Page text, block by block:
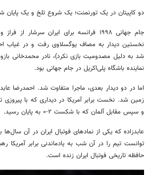
دو کاپیتان در یک تورنمنت؛ یک شروع تلخ و یک پایان
جام جهانی ۱۹۹۸ فرانسه برای ایران
نخستین دیدار به مصاف یوگسلاوی رفت و در غیاب
شد به دلیل مصدومیت بازی نکرد)، نادر محمدخانی
نماینده باشگاه پلی‌اکریل در جام جهانی بود.
اما در دو دیدار بعدی، ماجرا متفاوت شد. احمدرضا
و سپس مقابل آلمان که با شکست ۲-۰ به پایان رسید.
عابدزاده که یکی از نمادهای فوتبال ایران در آن
توانست تیم را در آن شب به یادماندنی برابر آمریکا
حافظه تاریخی فوتبال ایران زنده است.